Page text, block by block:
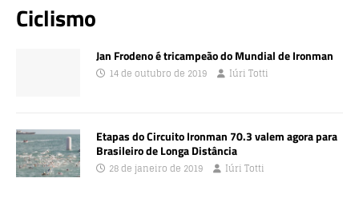
Ciclismo
Jan Frodeno é tricampeão do Mundial de Ironman
14 de outubro de 2019 Iúri Totti
Etapas do Circuito Ironman 70.3 valem agora para
Brasileiro de Longa Distância
28 de janeiro de 2019 Iúri Totti